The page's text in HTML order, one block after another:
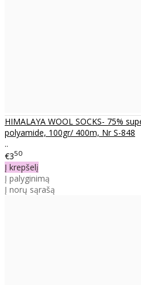
HIMALAYA WOOL SOCKS- 75%
polyamide, 100gr/ 400m, Nr S-848
..
€350
Į krepšelį
Į palyginimą
Į norų sąrašą